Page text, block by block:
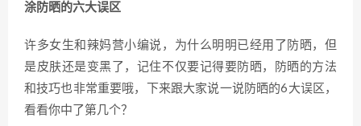
涂防晒的六大误区
许多女生和辣妈营小编说，为什么明明已经用了防晒，但
是皮肤还是变黑了，记住不仅要记得要防晒，防晒的方法
和技巧也非常重要哦，下来跟大家说一说防晒的6大误区，
看看你中了第几个？